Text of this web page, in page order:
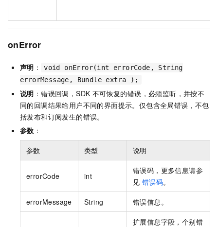
onError
声明 ：
void onError(int errorCode, String
errorMessage, Bundle extra );
说明 ：错误回调，SDK 不可恢复的错误，必须监听，并按不
同的回调结果给用户不同的界面提示。仅包含全局错误，不包
括发布和订阅发生的错误。
参数 ：
参数 类型 说明
errorCode int
错误码，更多信息请参
见 错误码。
errorMessage String 错误信息。
扩展信息字段，个别错